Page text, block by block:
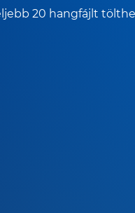
20 hangfájlt